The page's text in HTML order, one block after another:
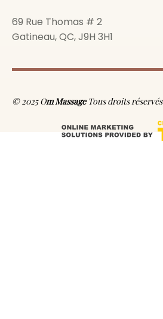
© 2025 Om MassageTous droits réservés
69 Rue Thomas # 2
Gatineau, QC, J9H 3H1